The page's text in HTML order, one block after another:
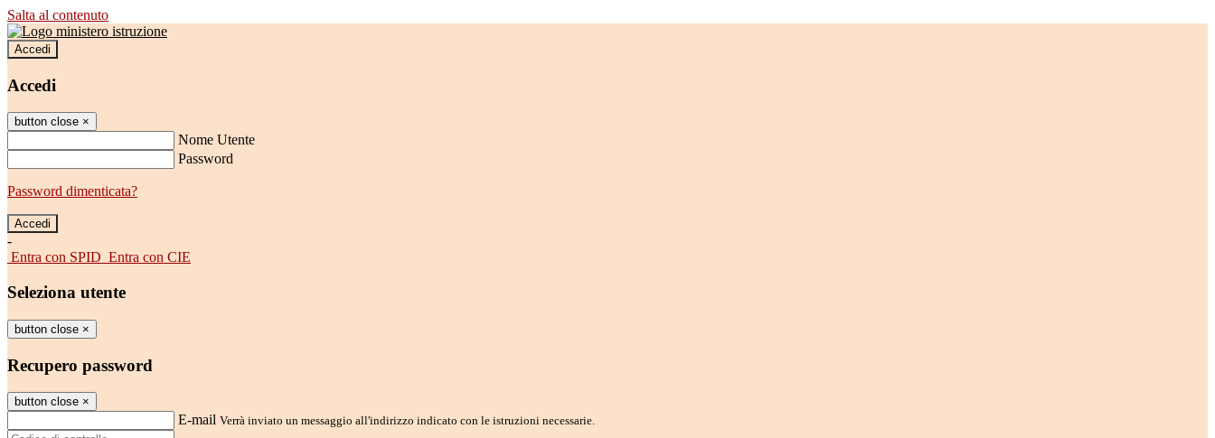
Salta al contenuto
Accedi
Accedi
button close ×
Nome Utente
Password
Password dimenticata?
-
Entra con SPID Entra con CIE
Seleziona utente
button close ×
Recupero password
button close ×
E-mail Verrà inviato un messaggio all'indirizzo indicato con le istruzioni necessarie.